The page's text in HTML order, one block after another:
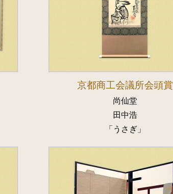
京都商工会議所会頭賞
尚仙堂
田中浩
「うさぎ」